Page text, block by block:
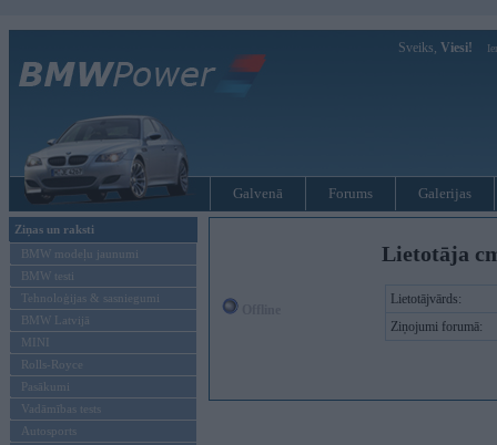
Sveiks, Viesi!
Galvenā Forums Galerijas
Ziņas un raksti
BMW modeļu jaunumi
BMW testi
Tehnoloģijas & sasniegumi
BMW Latvijā
MINI
Rolls-Royce
Pasākumi
Vadāmības tests
Autosports
Lietotāja
Lietotājvārds:
Ziņojumi forumā: